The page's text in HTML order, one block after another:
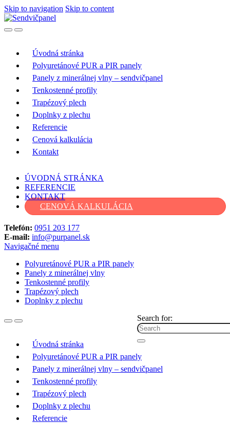
Skip to navigation Skip to content
Úvodná stránka
Polyuretánové PUR a PIR panely
Panely z minerálnej vlny – sendvičpanel
Tenkostenné profily
Trapézový plech
Doplnky z plechu
Referencie
Cenová kalkulácia
Kontakt
ÚVODNÁ STRÁNKA
REFERENCIE
KONTAKT
CENOVÁ KALKULÁCIA
Telefón: 0951 203 177
E-mail: info@purpanel.sk
Navigačné menu
Polyuretánové PUR a PIR panely
Panely z minerálnej vlny
Tenkostenné profily
Trapézový plech
Doplnky z plechu
Search for:
Úvodná stránka
Polyuretánové PUR a PIR panely
Panely z minerálnej vlny – sendvičpanel
Tenkostenné profily
Trapézový plech
Doplnky z plechu
Referencie